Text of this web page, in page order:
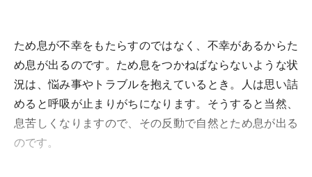
ため息が不幸をもたらすのではなく、不幸があるからた
め息が出るのです。ため息をつかねばならないような状
況は、悩み事やトラブルを抱えているとき。人は思い詰
めると呼吸が止まりがちになります。そうすると当然、
息苦しくなりますので、その反動で自然とため息が出る
のです。